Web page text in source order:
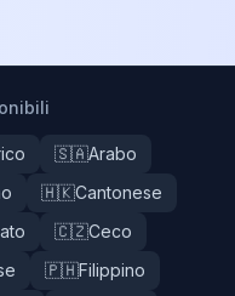
🇸🇦Arabo
🇭🇰Cantonese
🇨🇿Ceco
🇵🇭Filippino